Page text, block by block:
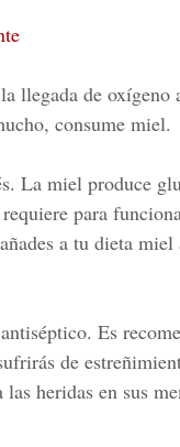
llegada de oxígeno
consume miel.
La miel produce
para
a tu dieta
Es
de
heridas en sus